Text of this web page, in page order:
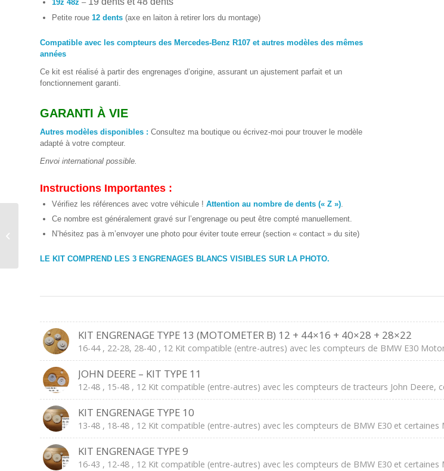
19z 48z –
Petite roue 12 dents (axe en laiton à retirer lors du montage)
Compatible avec les compteurs des Mercedes-Benz R107 et autres modèles des mêmes
années
Ce kit est réalisé à partir des engrenages d’origine, assurant un ajustement parfait et un
fonctionnement garanti.
GARANTI À VIE
Autres modèles disponibles : Consultez ma boutique ou écrivez-moi pour trouver le modèle
adapté à votre compteur.
Envoi international possible.
Instructions Importantes :
Vérifiez les références avec votre véhicule ! Attention au nombre de dents (« Z »).
Ce nombre est généralement gravé sur l’engrenage ou peut être compté manuellement.
N’hésitez pas à m’envoyer une photo pour éviter toute erreur (section « contact » du site)
LE KIT COMPREND LES 3 ENGRENAGES BLANCS VISIBLES SUR LA PHOTO.
KIT ENGRENAGE TYPE 13 (MOTOMETER B) 12 + 44×16 + 40×28 + 28×22
16-44 , 22-28, 28-40 , 12 Kit compatible (entre-autres) avec les compteurs de BMW E30
JOHN DEERE – KIT TYPE 11
12-48 , 15-48 , 12 Kit compatible (entre-autres) avec les compteurs de tracteurs John Deere,
KIT ENGRENAGE TYPE 10
13-48 , 18-48 , 12 Kit compatible (entre-autres) avec les compteurs de BMW E30 et certaines
KIT ENGRENAGE TYPE 9
16-43 , 12-48 , 12 Kit compatible (entre-autres) avec les compteurs de BMW E30 et certaines
Prestation réparation
TV Samsung
UE46D5700